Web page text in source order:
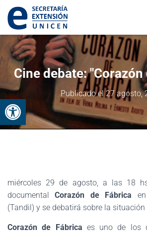
Abrir barra de
Cine debate:
Publicado el27 agosto,
miércoles 29 de agosto, a las 18
documentalCorazón de Fábrica
(Tandil) y se debatirá sobre la situación
Corazón de Fábrica es uno de los